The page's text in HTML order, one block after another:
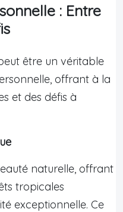
: Entre
être un véritable
offrant à la
et des défis à
naturelle, offrant
tropicales
exceptionnelle. Ce